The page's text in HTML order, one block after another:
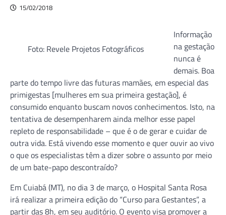
15/02/2018
Foto: Revele Projetos Fotográficos
Informação
na gestação
nunca é
demais. Boa
parte do tempo livre das futuras mamães, em especial das
primigestas [mulheres em sua primeira gestação], é
consumido enquanto buscam novos conhecimentos. Isto, na
tentativa de desempenharem ainda melhor esse papel
repleto de responsabilidade – que é o de gerar e cuidar de
outra vida. Está vivendo esse momento e quer ouvir ao vivo
o que os especialistas têm a dizer sobre o assunto por meio
de um bate-papo descontraído?
Em Cuiabá (MT), no dia 3 de março, o Hospital Santa Rosa
irá realizar a primeira edição do “Curso para Gestantes”, a
partir das 8h, em seu auditório. O evento visa promover a